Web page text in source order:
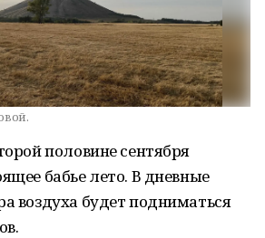
половине сентября
бабье лето. В дневные
воздуха будет подниматься